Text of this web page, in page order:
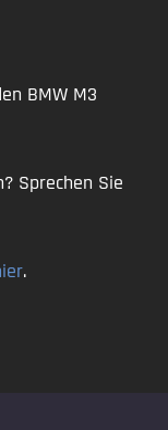
BMW M3
Sprechen Sie
.